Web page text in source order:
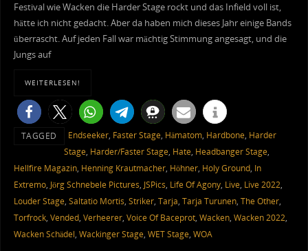
Festival wie Wacken die Harder Stage rockt und das Infield voll ist,
hätte ich nicht gedacht. Aber da haben mich dieses Jahr einige Bands
überrascht. Auf jeden Fall war mächtig Stimmung angesagt, und die
Jungs auf
WEITERLESEN!
TAGGED Endseeker, Faster Stage, Hämatom, Hardbone, Harder
Stage, Harder/Faster Stage, Hate, Headbanger Stage,
Hellfire Magazin, Henning Krautmacher, Höhner, Holy Ground, In
Extremo, Jörg Schnebele Pictures, JSPics, Life Of Agony, Live, Live 2022,
Louder Stage, Saltatio Mortis, Striker, Tarja, Tarja Turunen, The Other,
Torfrock, Vended, Verheerer, Voice Of Baceprot, Wacken, Wacken 2022,
Wacken Schädel, Wackinger Stage, WET Stage, WOA